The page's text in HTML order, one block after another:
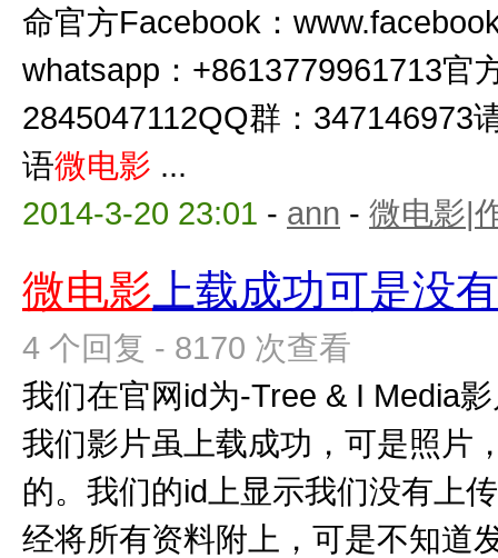
命官方Facebook：
whatsapp：+8613779961713官
2845047112QQ群：347146973
语微电影 ...
2014-3-20 23:01 - ann - 微电影|
微电影 上载成功可是没
4 个回复 - 8170 次查看
我们在官网id为-Tree & I Media
我们影片虽上载成功，可是照片
的。我们的id上显示我们没有上
经将所有资料附上，可是不知道